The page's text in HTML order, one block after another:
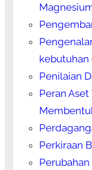
kebutuhan
Penilaian
Peran
Perkiraan